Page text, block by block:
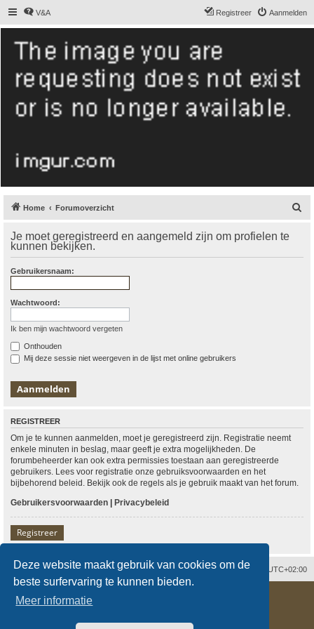
Deze website maakt gebruik van cookies om de
beste surfervaring te kunnen bieden.
Meer informatie
V&A Aanmelden
Registreer
De Hollandse
smoushond
Het gezelligste smoushondenforum online
Home Forumoverzicht
k
Je moet geregistreerd en aangemeld zijn om profielen te
kunnen bekijken.
Gebruikersnaam:
Wachtwoord:
Ik ben mijn wachtwoord vergeten
Onthouden
Mij deze sessie niet weergeven in de lijst met online gebruikers
REGISTREER
Om je te kunnen aanmelden, moet je geregistreerd zijn. Registratie neemt
enkele minuten in beslag, maar geeft je extra mogelijkheden. De
forumbeheerder kan ook extra permissies toestaan aan geregistreerde
gebruikers. Lees voor registratie onze gebruiksvoorwaarden en het
bijbehorend beleid. Bekijk ook de regels als je gebruik maakt van het forum.
Gebruikersvoorwaarden | Privacybeleid
Registreer
Alle tijden zijn UTC+02:00
Verwijder cookies
Contact
Nederlandse vertaling door
Gebruikersvoorwaarden